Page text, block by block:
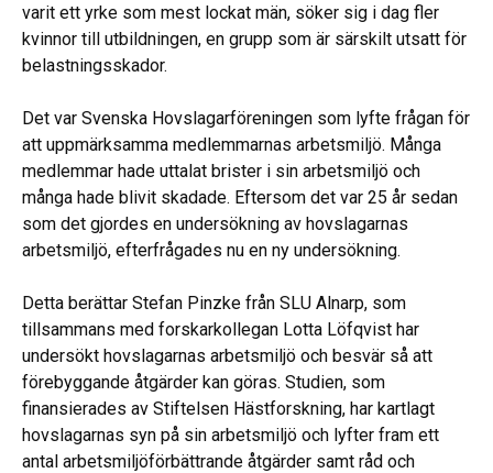
varit ett yrke som mest lockat män, söker sig i dag fler
kvinnor till utbildningen, en grupp som är särskilt utsatt för
belastningsskador.
Det var Svenska Hovslagarföreningen som lyfte frågan för
att uppmärksamma medlemmarnas arbetsmiljö. Många
medlemmar hade uttalat brister i sin arbetsmiljö och
många hade blivit skadade. Eftersom det var 25 år sedan
som det gjordes en undersökning av hovslagarnas
arbetsmiljö, efterfrågades nu en ny undersökning.
Detta berättar Stefan Pinzke från SLU Alnarp, som
tillsammans med forskarkollegan Lotta Löfqvist har
undersökt hovslagarnas arbetsmiljö och besvär så att
förebyggande åtgärder kan göras. Studien, som
finansierades av Stiftelsen Hästforskning, har kartlagt
hovslagarnas syn på sin arbetsmiljö och lyfter fram ett
antal arbetsmiljöförbättrande åtgärder samt råd och